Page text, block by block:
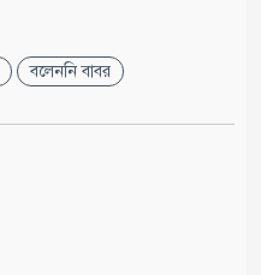
বলেননি বাবর